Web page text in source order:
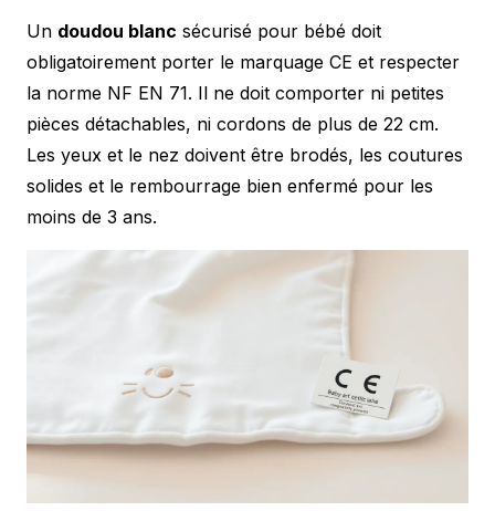
Un doudou blanc sécurisé pour bébé doit
obligatoirement porter le marquage CE et respecter
la norme NF EN 71. Il ne doit comporter ni petites
pièces détachables, ni cordons de plus de 22 cm.
Les yeux et le nez doivent être brodés, les coutures
solides et le rembourrage bien enfermé pour les
moins de 3 ans.